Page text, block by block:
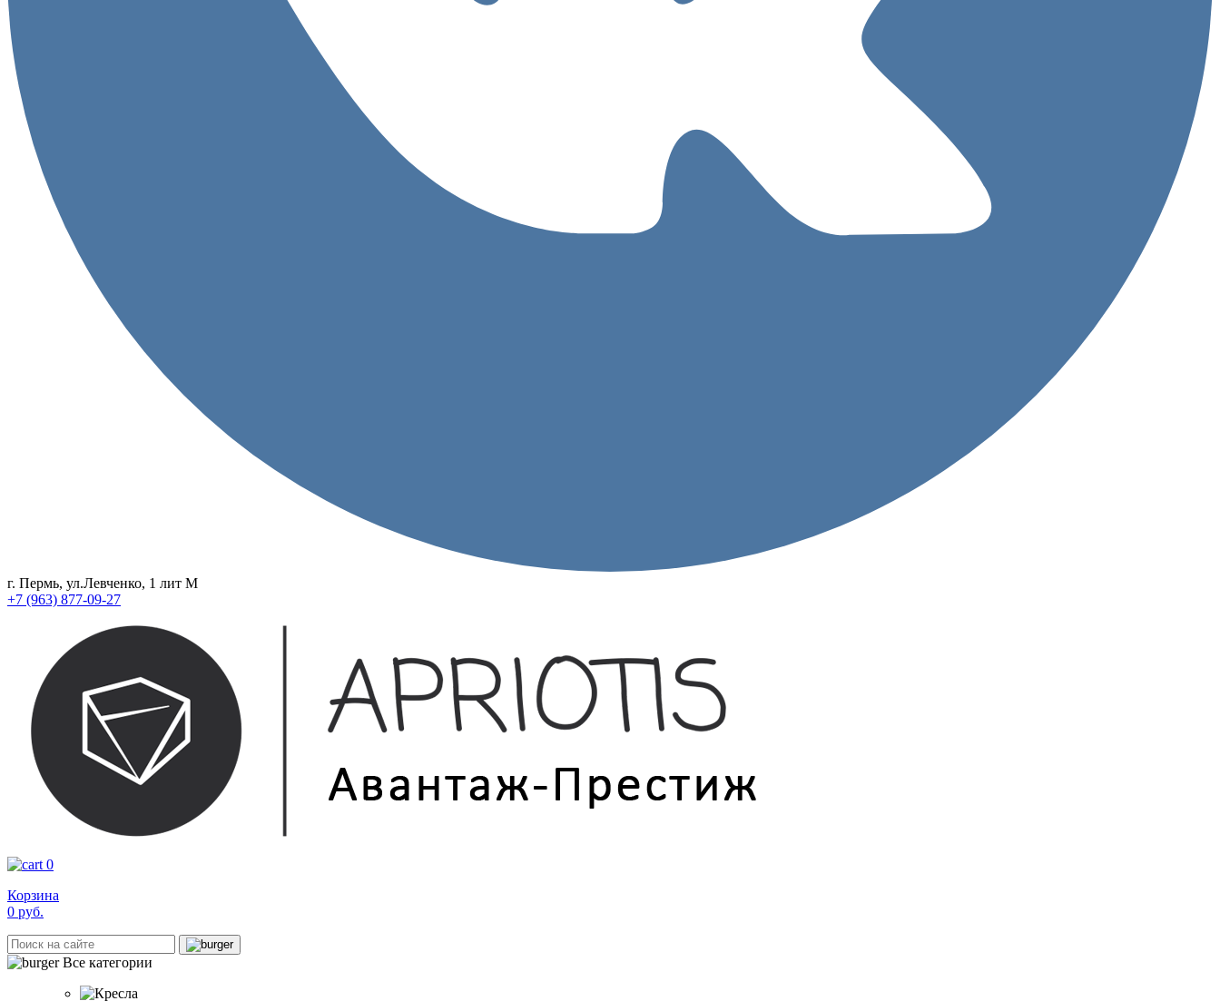
г. Пермь, ул.Левченко, 1 лит М
+7 (963) 877-09-27
0
Корзина
0 руб.
Все категории